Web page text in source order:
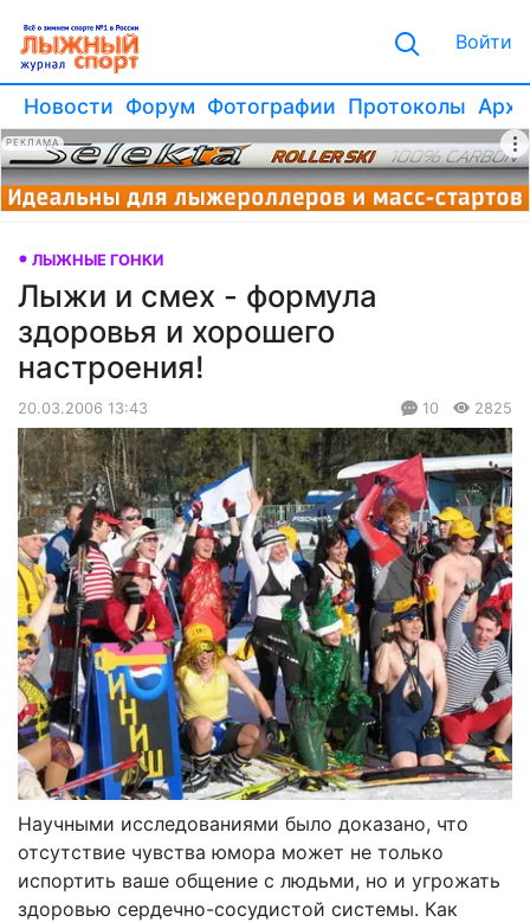
Войти
Новости Форум Фотографии Протоколы
РЕКЛАМА
ЛЫЖНЫЕ ГОНКИ
Лыжи и смех - формула
здоровья и хорошего
настроения!
20.03.2006 13:43 10 2825
Научными исследованиями было доказано, что
отсутствие чувства юмора может не только
испортить ваше общение с людьми, но и угрожать
здоровью сердечно-сосудистой системы. Как